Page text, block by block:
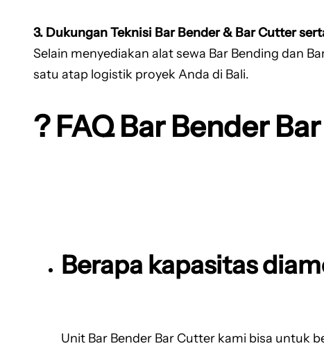
3. Dukungan Teknisi Bar Bender & Bar Cutter
Selain menyediakan alat sewa Bar Bending dan
satu atap logistik proyek Anda di Bali.
? FAQ Bar Bender
Berapa kapasitas
Unit Bar Bender Bar Cutter kami bisa untuk